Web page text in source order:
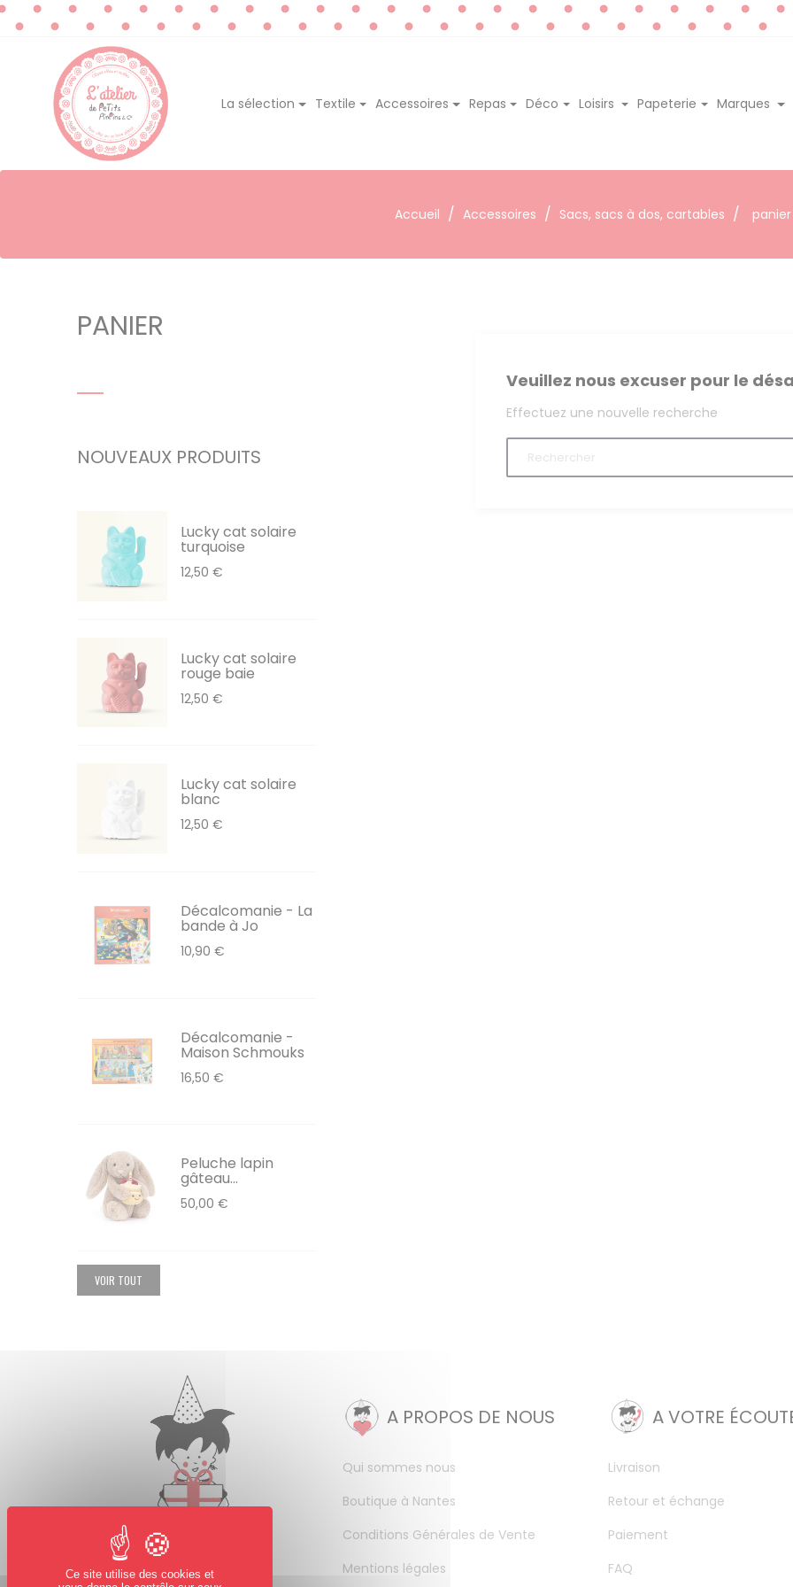
La sélection Textile Accessoires Repas Déco Loisirs Papeterie Marques
Accueil Accessoires Sacs, sacs à dos, cartables panier
PANIER
NOUVEAUX PRODUITS
Lucky cat solaire
turquoise
12,50 €
Lucky cat solaire
rouge baie
12,50 €
Lucky cat solaire
blanc
12,50 €
Décalcomanie - La
bande à Jo
10,90 €
Décalcomanie -
Maison Schmouks
16,50 €
Peluche lapin
gâteau...
50,00 €
VOIR TOUT
Veuillez nous excuser pour le
Effectuez une nouvelle recherche
A PROPOS DE NOUS
Qui sommes nous
Boutique à Nantes
Conditions Générales de Vente
Mentions légales
A VOTRE
Livraison
Retour et échange
Paiement
FAQ
Ce site utilise des cookies et